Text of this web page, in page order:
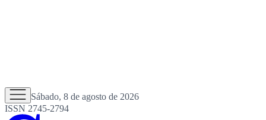
Sábado, 8 de agosto de 2026
ISSN 2745-2794